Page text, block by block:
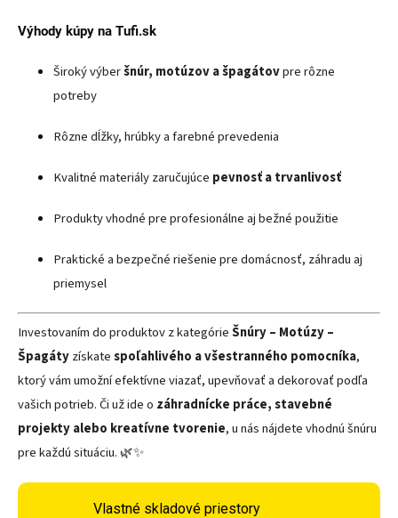
Výhody kúpy na Tufi.sk
Široký výberšnúr, motúzov a špagátovpre rôzne
potreby
Rôzne dĺžky, hrúbky a farebné prevedenia
Kvalitné materiály zaručujúce pevnosť a trvanlivosť
Produkty vhodné pre profesionálne aj bežné použitie
Praktické a bezpečné riešenie pre domácnosť, záhradu aj
priemysel
Investovaním do produktov z kategórieŠnúry – Motúzy –
Špagátyzískatespoľahlivého a všestranného pomocníka,
ktorý vám umožní efektívne viazať, upevňovať a dekorovať podľa
vašich potrieb. Či už ide o záhradnícke práce, stavebné
projekty alebo kreatívne tvorenie, u nás nájdete vhodnú šnúru
pre každú situáciu. 🌿✨
Vlastné skladové priestory